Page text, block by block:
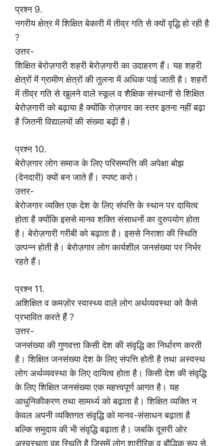
प्रश्न 9.
नगरीय क्षेत्र में शिक्षित बेकारी में तीव्र गति से क्यों वृद्धि हो रही है
?
उत्तर-
शिक्षित बेरोज़गारी शहरी बेरोज़गारी का उदाहरण हैं। यह शहरी
क्षेत्रों में ग्रामीण क्षेत्रों की तुलना में अधिक पाई जाती है। शहरों
में तीव्र गति से खुलने वाले स्कूल व शैक्षिक संस्थानों से शिक्षित
बेरोज़गारी को बढ़ाया है क्योंकि रोज़गार का स्तर इतना नहीं बढ़ा
है जितनी विद्यालयों की संख्या बढ़ी है।
प्रश्न 10.
बेरोज़गार लोग समाज के लिए परिसम्पत्ति की अपेक्षा बोझ
(देनदारी) क्यों बन जाते हैं। स्पष्ट करो।
उत्तर-
बेरोजगार व्यक्ति एक देश के लिए संपत्ति के स्थान पर दायित्व
होता है क्योंकि इससे मानव शक्ति संसाधनों का दुरुपयोग होता
है। बेरोज़गारी गरीबी को बढ़ाता है। इससे निराशा की स्थिति
उत्पन्न होती है। बेरोज़गार लोग कार्यशील जनसंख्या पर निर्भर
रहते हैं।
प्रश्न 11.
अशिक्षित व कमज़ोर स्वास्थ्य वाले लोग अर्थव्यवस्था को कैसे
प्रभावित करते हैं ?
उत्तर-
जनसंख्या की गुणवत्ता किसी देश की संवृद्धि का निर्धारण करती
है। शिक्षित जनसंख्या देश के लिए संपत्ति होती है तथा अस्वस्थ
लोग अर्थव्यवस्था के लिए दायित्व होता है। किसी देश की संवृद्धि
के लिए शिक्षित जनसंख्या एक महत्त्वपूर्ण आगत है। यह
आधुनिकीकरण तथा सामर्थ्य को बढ़ाता है। शिक्षित व्यक्ति न
केवल अपनी व्यक्तिगत संवृद्धि को मानव-संसाधन बढ़ाता है
बल्कि समुदाय की भी संवृद्धि बढ़ाता है। जबकि दूसरी ओर
अस्वस्थता वह स्थिति है जिसमें लोग शारीरिक व बौद्धिक रूप से